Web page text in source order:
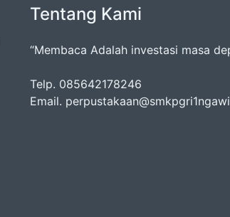
Tentang Kami
“Membaca Adalah investasi masa
Telp. 085642178246
Email.